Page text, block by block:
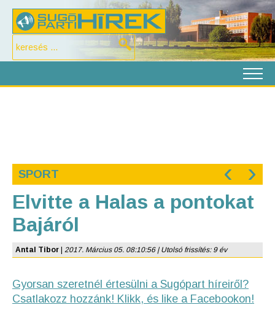
SPORT ‹ ›
Elvitte a Halas a pontokat
Bajáról
Antal Tibor 2017. Március 05. 08:10:56 | Utolsó frissítés: 9 év
Gyorsan szeretnél értesülni a Sugópart híreiről?
Csatlakozz hozzánk! Klikk, és like a Facebookon!